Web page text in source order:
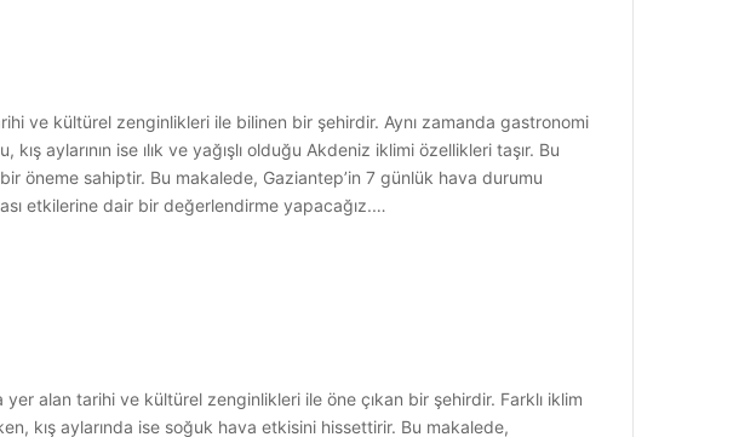
ve kültürel zenginlikleri ile bilinen bir şehirdir. Aynı zamanda gastronomi
aylarının ise ılık ve yağışlı olduğu Akdeniz iklimi özellikleri taşır. Bu
öneme sahiptir. Bu makalede, Gaziantep’in 7 günlük hava durumu
etkilerine dair bir değerlendirme yapacağız.…
alan tarihi ve kültürel zenginlikleri ile öne çıkan bir şehirdir. Farklı iklim
kış aylarında ise soğuk hava etkisini hissettirir. Bu makalede,